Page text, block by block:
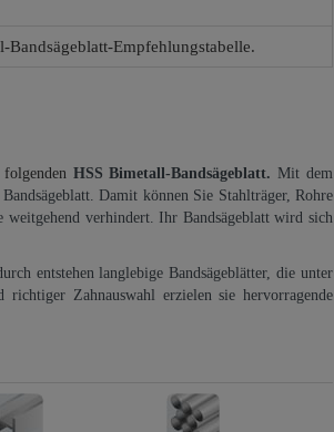
Empfehlungstabelle.
HSS Bimetall-Bandsägeblatt. Mit dem
Damit können Sie Stahlträger, Rohre
weitgehend verhindert. Ihr Bandsägeblatt wird sich
entstehen langlebige Bandsägeblätter, die unter
Zahnauswahl erzielen sie hervorragende